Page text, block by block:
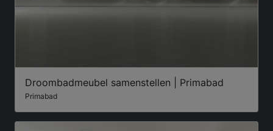
Droombadmeubel samenstellen | Primabad
Primabad